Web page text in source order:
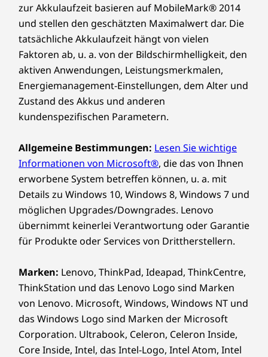
Next-Level I/O:
Connect, Transfer,
Excel
Erleben Sie Geschwindigkeit und Konnektivität
auf höchstem Niveau mit einer verbesserten
E/A-Schnittstelle, die auf die dynamischen
zugeschnitten ist. Enthält USB-A- und
Thunderbolt™-Anschlüsse für schnelle
Übertragungen sowie HDMI Fixed Rate Link
(FRL) Unterstützung für atemberaubende
Bilder. Erwecken Sie Ihre Ideen zum Leben.
Erleben Sie Geschwindigkeit und Konnektivität
auf höchstem Niveau mit einer verbesserten
Anforderungen des inspirierten Systems
zugeschnitten ist. Enthält USB-A- und
Thunderbolt™-Anschlüsse für schnelle
Übertragungen sowie HDMI Fixed Rate Link
(FRL) Unterstützung für atemberaubende
Bilder. Erwecken Sie Ihre Ideen zum Leben.
Vorinstallierte Software
Windows 11 Home/Pro
Lenovo Vantage
Microsoft 365 Trial
McAfee LiveSafe™
Dolby Atmos®
Vollständige technische Daten
technische Daten, Dokumente, Kompatibilität (in
Englisch)
zur Akkulaufzeit basieren auf MobileMark® 2014
und stellen den geschätzten Maximalwert dar. Die
tatsächliche Akkulaufzeit hängt von vielen
Faktoren ab, u. a. von der Bildschirmhelligkeit, den
aktiven Anwendungen, Leistungsmerkmalen,
Energiemanagement-Einstellungen, dem Alter und
Zustand des Akkus und anderen
kundenspezifischen Parametern.
Allgemeine Bestimmungen: Lesen Sie wichtige
Informationen von Microsoft®, die das von Ihnen
erworbene System betreffen können, u. a. mit
Details zu Windows 10, Windows 8, Windows 7 und
möglichen Upgrades/Downgrades. Lenovo
übernimmt keinerlei Verantwortung oder Garantie
für Produkte oder Services von Drittherstellern.
Marken: Lenovo, ThinkPad, Ideapad, ThinkCentre,
ThinkStation und das Lenovo Logo sind Marken
von Lenovo. Microsoft, Windows, Windows NT und
das Windows Logo sind Marken der Microsoft
Corporation. Ultrabook, Celeron, Celeron Inside,
Core Inside, Intel, das Intel-Logo, Intel Atom, Intel